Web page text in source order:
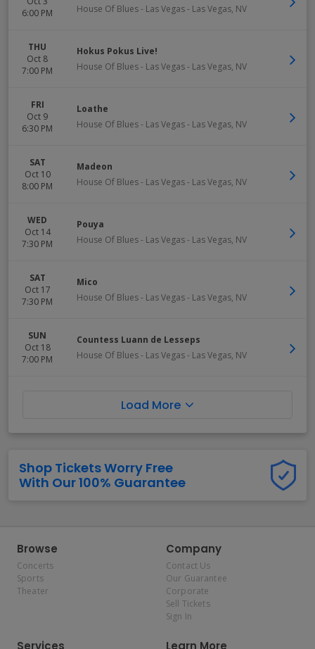
6:00 PM
House Of Blues - Las Vegas- Las Vegas, NV
THU
Oct 8
7:00 PM
Hokus Pokus Live!
House Of Blues - Las Vegas- Las Vegas, NV
FRI
Oct 9
6:30 PM
Loathe
House Of Blues - Las Vegas- Las Vegas, NV
SAT
Oct 10
8:00 PM
Madeon
House Of Blues - Las Vegas- Las Vegas, NV
WED
Oct 14
7:30 PM
Pouya
House Of Blues - Las Vegas- Las Vegas, NV
SAT
Oct 17
7:30 PM
Mico
House Of Blues - Las Vegas- Las Vegas, NV
SUN
Oct 18
7:00 PM
Countess Luann de Lesseps
House Of Blues - Las Vegas- Las Vegas, NV
Load More
Shop Tickets Worry Free
With Our 100% Guarantee
Browse
Concerts
Sports
Theater
Company
Contact Us
Our Guarantee
Corporate
Sell Tickets
Sign In
Services Learn More